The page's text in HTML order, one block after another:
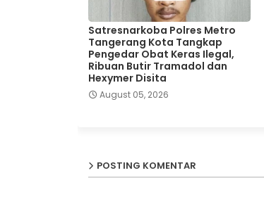
Satresnarkoba Polres Metro
Tangerang Kota Tangkap
Pengedar Obat Keras Ilegal,
Ribuan Butir Tramadol dan
Hexymer Disita
August 05, 2026
POSTING KOMENTAR